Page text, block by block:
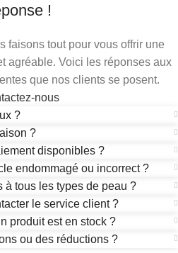
!
faisons tout pour vous offrir une
agréable. Voici les réponses aux
que nos clients se posent.
nous
?
?
disponibles ?
endommagé ou incorrect ?
à tous les types de peau ?
le service client ?
produit est en stock ?
ou des réductions ?